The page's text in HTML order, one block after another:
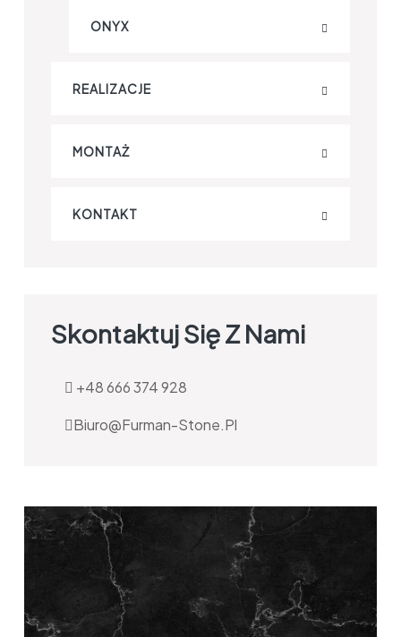
ONYX
REALIZACJE
MONTAŻ
KONTAKT
Skontaktuj Się Z Nami
+48 666 374 928
Biuro@furman-Stone.pl